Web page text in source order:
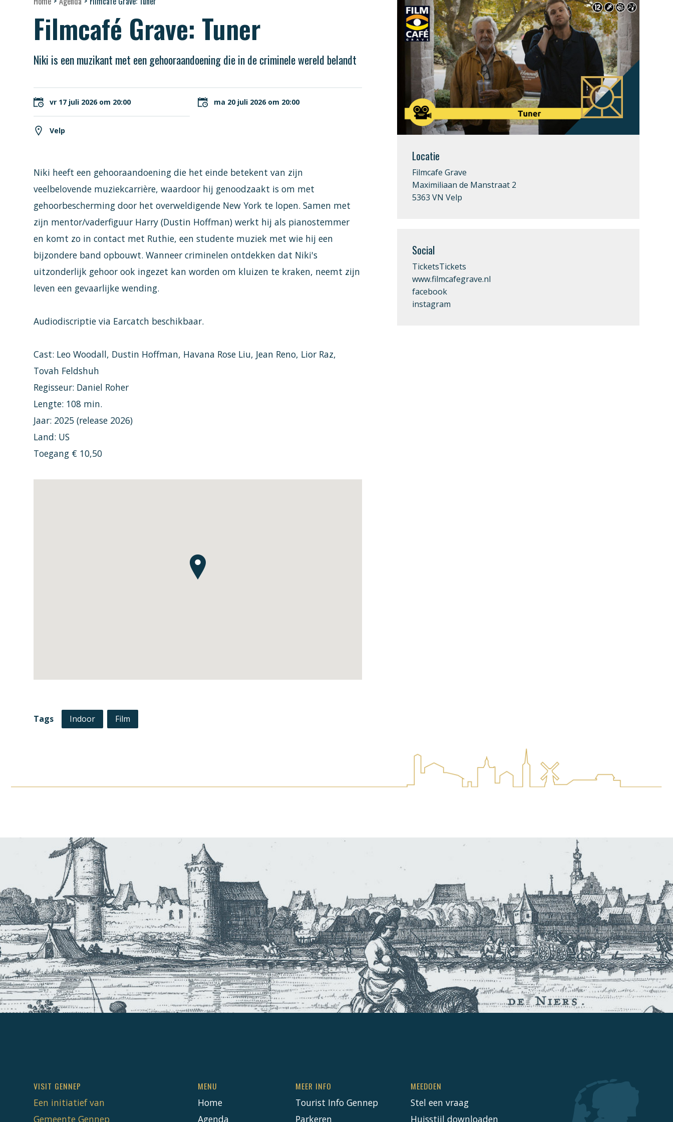
Filmcafé Grave: Tuner
Niki is een muzikant met een gehooraandoening die in de criminele wereld belandt
vr 17 juli 2026 om 20:00 ma 20 juli 2026 om 20:00
Velp
Niki heeft een gehooraandoening die het einde betekent van zijn
veelbelovende muziekcarrière, waardoor hij genoodzaakt is om met
gehoorbescherming door het overweldigende New York te lopen. Samen met
zijn mentor/vaderfiguur Harry (Dustin Hoffman) werkt hij als pianostemmer
en komt zo in contact met Ruthie, een studente muziek met wie hij een
bijzondere band opbouwt. Wanneer criminelen ontdekken dat Niki's
uitzonderlijk gehoor ook ingezet kan worden om kluizen te kraken, neemt zijn
leven een gevaarlijke wending.
Audiodiscriptie via Earcatch beschikbaar.
Cast: Leo Woodall, Dustin Hoffman, Havana Rose Liu, Jean Reno, Lior Raz,
Tovah Feldshuh
Regisseur: Daniel Roher
Lengte: 108 min.
Jaar: 2025 (release 2026)
Land: US
Toegang € 10,50
Tags Indoor Film
Locatie
Filmcafe Grave
Maximiliaan de Manstraat 2
5363 VN Velp
Social
TicketsTickets
www.filmcafegrave.nl
facebook
instagram
VISIT GENNEP
Een initiatief van
Gemeente Gennep
MENU
Home
Agenda
MEER INFO
Tourist Info Gennep
Parkeren
MEEDOEN
Stel een vraag
Huisstijl downloaden